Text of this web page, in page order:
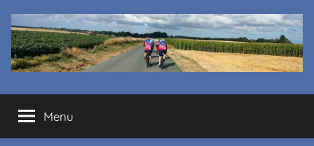
Cyclo
clubMenu